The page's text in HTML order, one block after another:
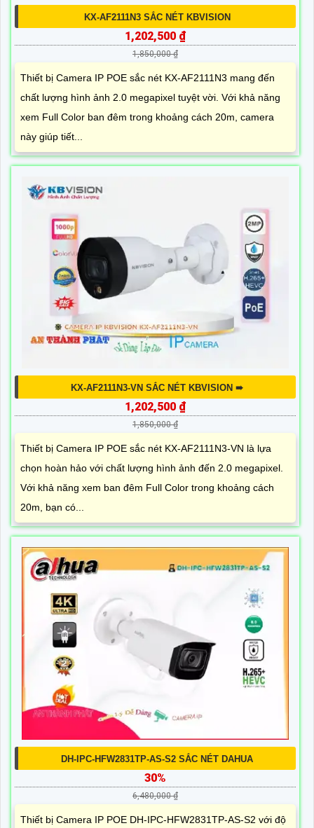
KX-AF2111N3 SẮC NÉT KBVISION
1,202,500 ₫
1,850,000 ₫
Thiết bị Camera IP POE sắc nét KX-AF2111N3 mang đến
chất lượng hình ảnh 2.0 megapixel tuyệt vời. Với khả năng
xem Full Color ban đêm trong khoảng cách 20m, camera
này giúp tiết...
KX-AF2111N3-VN SẮC NÉT KBVISION ➠
1,202,500 ₫
1,850,000 ₫
Thiết bị Camera IP POE sắc nét KX-AF2111N3-VN là lựa
chọn hoàn hảo với chất lượng hình ảnh đến 2.0 megapixel.
Với khả năng xem ban đêm Full Color trong khoảng cách
20m, bạn có...
DH-IPC-HFW2831TP-AS-S2 SẮC NÉT DAHUA
30%
6,480,000 ₫
Thiết bị Camera IP POE DH-IPC-HFW2831TP-AS-S2 với độ